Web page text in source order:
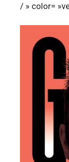
/ » color=